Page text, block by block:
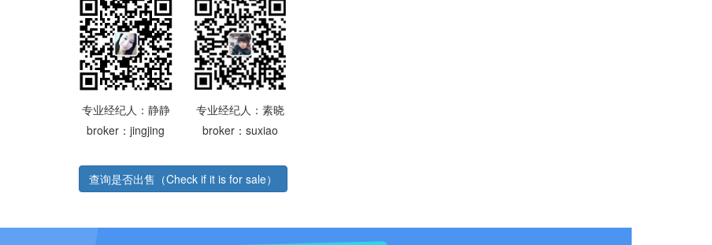
专业经纪人：静静
broker：jingjing
专业经纪人：素晓
broker：suxiao
查询是否出售（Check if it is for sale）